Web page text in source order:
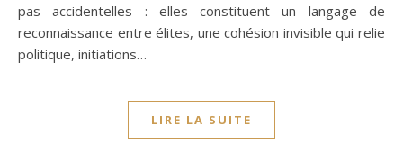
pas accidentelles : elles constituent un langage de
reconnaissance entre élites, une cohésion invisible qui relie
politique, initiations…
LIRE LA SUITE